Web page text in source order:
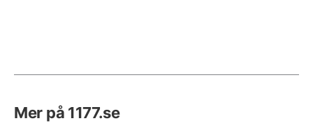
Mer på 1177.se